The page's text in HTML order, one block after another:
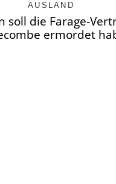
AUSLAND
soll die Farage-
ermordet